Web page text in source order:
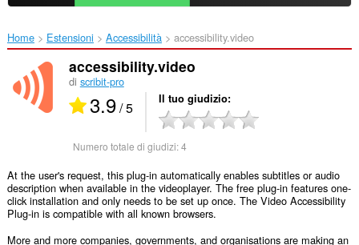
Home Estensioni Accessibilità accessibility.video‎
accessibility.video
di scribit-pro
3.9/ 5 Il tuo giudizio
Numero totale di giudizi:4
At the user's request, this plug-in automatically enables subtitles or audio
description when available in the videoplayer. The free plug-in features one-
click installation and only needs to be set up once. The Video Accessibility
Plug-in is compatible with all known browsers.
More and more companies, governments, and organisations are making an